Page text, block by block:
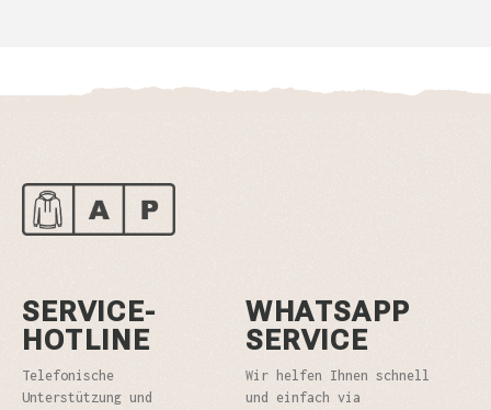
SERVICE-
HOTLINE
Telefonische
Unterstützung und
WHATSAPP
SERVICE
Wir helfen Ihnen schnell
und einfach via